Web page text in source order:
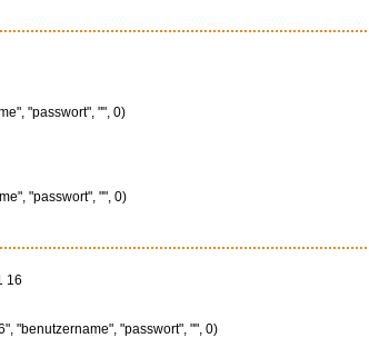
"passwort", "", 0)
"passwort", "", 0)
16
"benutzername", "passwort", "", 0)